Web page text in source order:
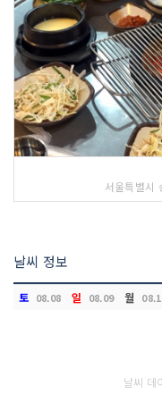
서울특별시
날씨 정보
토 08.08 일 08.09 월
날씨 데